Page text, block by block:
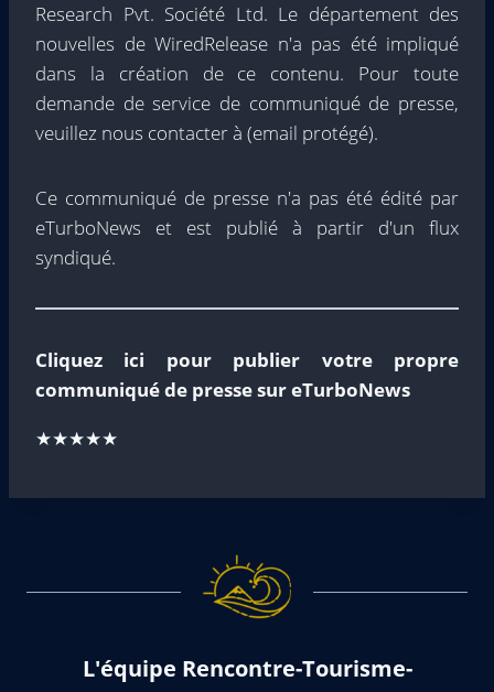
Research Pvt. Société Ltd. Le département des
nouvelles de WiredRelease n'a pas été impliqué
dans la création de ce contenu. Pour toute
demande de service de communiqué de presse,
veuillez nous contacter à (email protégé).
Ce communiqué de presse n'a pas été édité par
eTurboNews et est publié à partir d'un flux
syndiqué.
Cliquez ici pour publier votre propre
communiqué de presse sur eTurboNews
★★★★★
L'équipe Rencontre-Tourisme-